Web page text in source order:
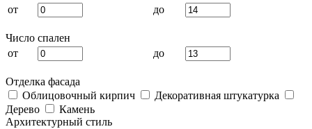
от
до
Число спален
от
до
Отделка фасада
Облицовочный кирпич
Декоративная штукатурка
Дерево
Камень
Архитектурный стиль